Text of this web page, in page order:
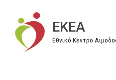
περιεχόμενο
EKEA
Εθνικό Κέντρο